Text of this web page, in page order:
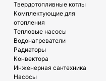
Твердотопливные котлы
Комплектующие для
отопления
Тепловые насосы
Водонагреватели
Радиаторы
Конвектора
Инженерная сантехника
Насосы